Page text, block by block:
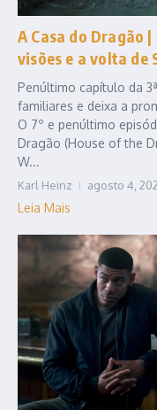
A Casa do Dragão
visões e a volta de
Penúltimo capítulo da
familiares e deixa a
O 7º e penúltimo
Dragão (House of the
W...
Karl Heinz agosto 4,
Leia Mais